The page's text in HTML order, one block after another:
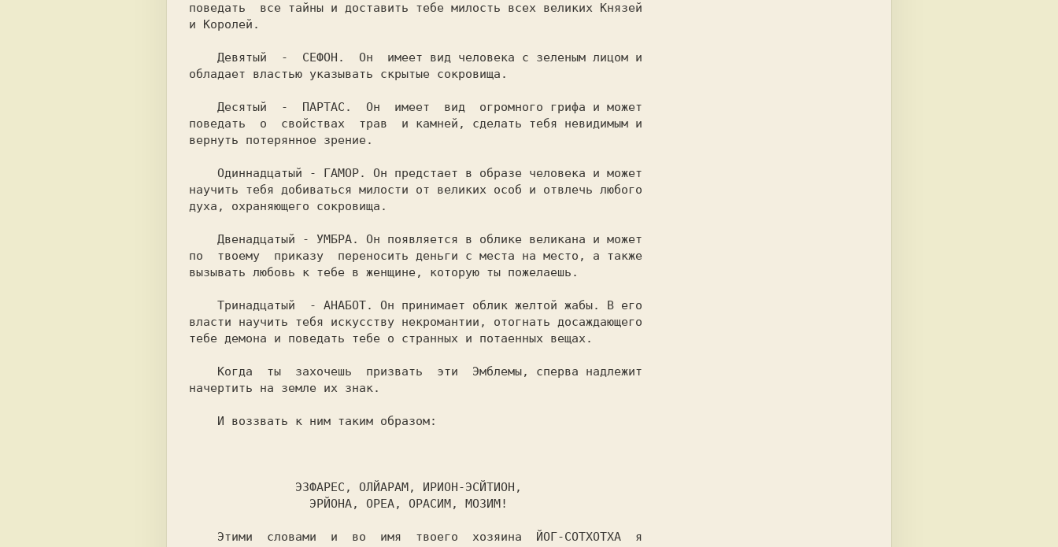
поведать  все тайны и доставить тебе милость всех великих Князей
и Королей.
обладает властью указывать скрытые сокровища.
поведать  о  свойствах  трав  и камней, сделать тебя невидимым и
вернуть потерянное зрение.
научить тебя добиваться милости от великих особ и отвлечь любого
духа, охраняющего сокровища.
по  твоему  приказу  переносить деньги с места на место, а также
вызывать любовь к тебе в женщине, которую ты пожелаешь.
власти научить тебя искусству некромантии, отогнать досаждающего
тебе демона и поведать тебе о странных и потаенных вещах.
начертить на земле их знак.